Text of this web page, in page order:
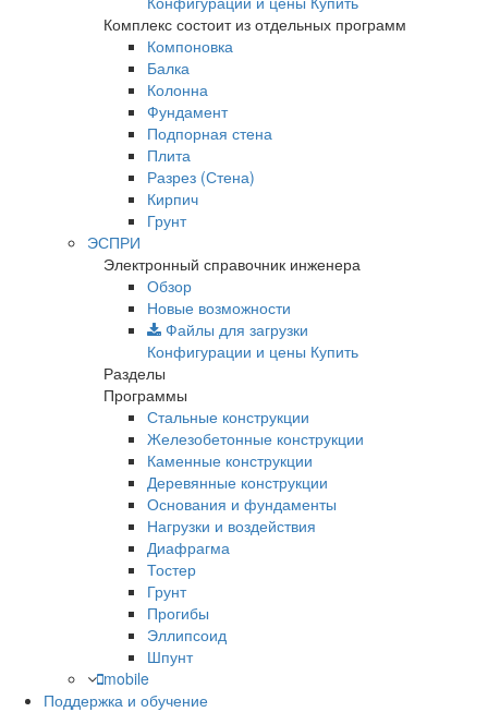
Комплекс состоит из отдельных программ
Компоновка
Балка
Колонна
Фундамент
Подпорная стена
Плита
Разрез (Стена)
Кирпич
Грунт
ЭСПРИ
Электронный справочник инженера
Обзор
Новые возможности
Файлы для загрузки
Конфигурации и цены Купить
Разделы
Программы
Стальные конструкции
Железобетонные конструкции
Каменные конструкции
Деревянные конструкции
Основания и фундаменты
Нагрузки и воздействия
Диафрагма
Тостер
Грунт
Прогибы
Эллипсоид
Шпунт
mobile
Поддержка и обучение